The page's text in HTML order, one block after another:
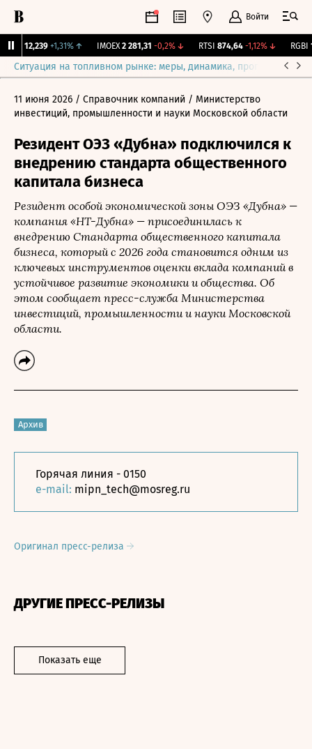
Войти
12,239 +1,31% ↑ IMOEX 2 281,31 -0,2%↓ RTSI 874,64 -1,12%↓ RGBI
Ситуация на топливном рынке: меры, динамика, прогнозы
11 июня 2026 / Справочник компаний / Министерство
инвестиций, промышленности и науки Московской области
Резидент ОЭЗ «Дубна» подключился к
внедрению стандарта общественного
капитала бизнеса
Резидент особой экономической зоны ОЭЗ «Дубна» —
компания «НТ-Дубна» — присоединилась к
внедрению Стандарта общественного капитала
бизнеса, который с 2026 года становится одним из
ключевых инструментов оценки вклада компаний в
устойчивое развитие экономики и общества. Об
этом сообщает пресс-служба Министерства
инвестиций, промышленности и науки Московской
области.
Архив
Горячая линия - 0150
e-mail: mipn_tech@mosreg.ru
Оригинал пресс-релиза
ДРУГИЕ ПРЕСС-РЕЛИЗЫ
Показать еще